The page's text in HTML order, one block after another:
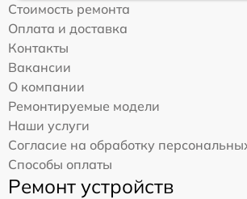
Стоимость ремонта
Оплата и доставка
Контакты
Вакансии
О компании
Ремонтируемые модели
Наши услуги
Согласие на обработку
Способы оплаты
Ремонт устройств